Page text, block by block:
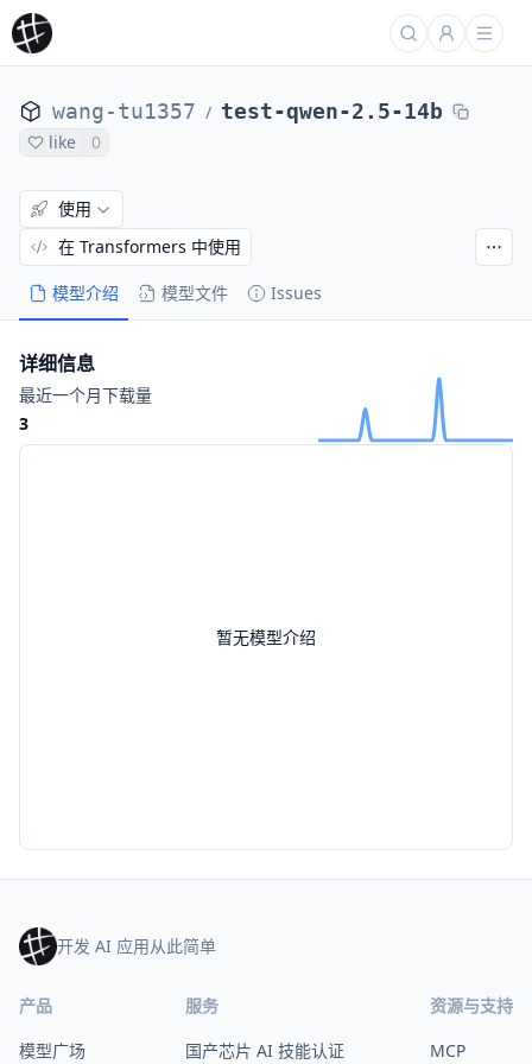
wang-tu1357 / test-qwen-2.5-14b
like 0
模型介绍 模型文件 Issues
使用
在 Transformers 中使用
暂无模型介绍
详细信息
最近一个月下载量
3
开发 AI 应用从此简单
产品
模型广场
服务
国产芯片 AI 技能认证
资源与支持
MCP